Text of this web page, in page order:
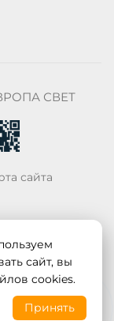
СВЕТ
сайта
сайт, вы
cookies.
Принять